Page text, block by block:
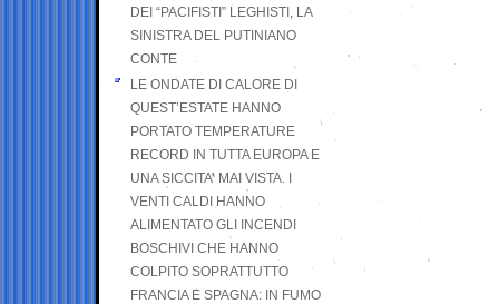
DEI “PACIFISTI” LEGHISTI, LA
SINISTRA DEL PUTINIANO
CONTE
LE ONDATE DI CALORE DI
QUEST’ESTATE HANNO
PORTATO TEMPERATURE
RECORD IN TUTTA EUROPA E
UNA SICCITA’ MAI VISTA. I
VENTI CALDI HANNO
ALIMENTATO GLI INCENDI
BOSCHIVI CHE HANNO
COLPITO SOPRATTUTTO
FRANCIA E SPAGNA: IN FUMO